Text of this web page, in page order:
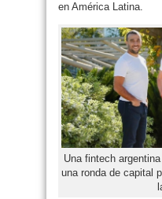
en América Latina.
Una fintech
una ronda de capital